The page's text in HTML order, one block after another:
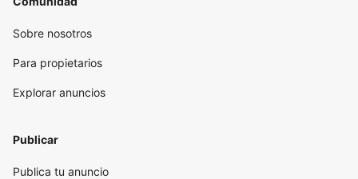
Sobre nosotros
Para propietarios
Explorar anuncios
Publicar
Publica tu anuncio